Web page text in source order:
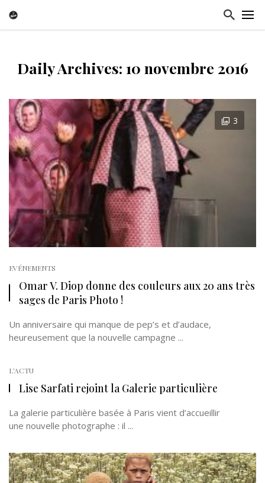
Daily Archives: 10 novembre 2016
3
EVÉNEMENTS
Omar V. Diop donne des couleurs aux 20 ans très
sages de Paris Photo !
Un anniversaire qui manque de pep’s et d’audace,
heureusement que la nouvelle campagne ...
L'ACTU
Lise Sarfati rejoint la Galerie particulière
La galerie particulière basée à Paris vient d’accueillir
une nouvelle photographe : il ...